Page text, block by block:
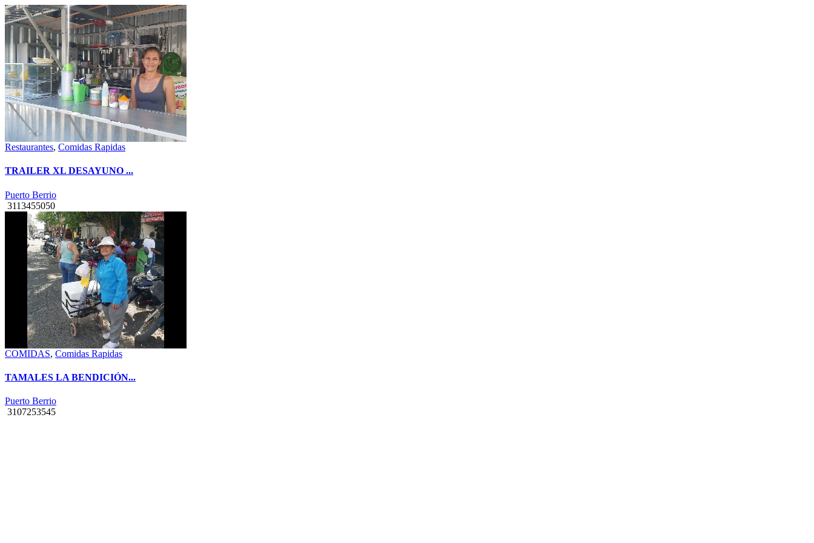
Restaurantes, Comidas Rapidas
TRAILER XL DESAYUNO ...
Puerto Berrio
3113455050
COMIDAS, Comidas Rapidas
TAMALES LA BENDICIÓN...
Puerto Berrio
3107253545